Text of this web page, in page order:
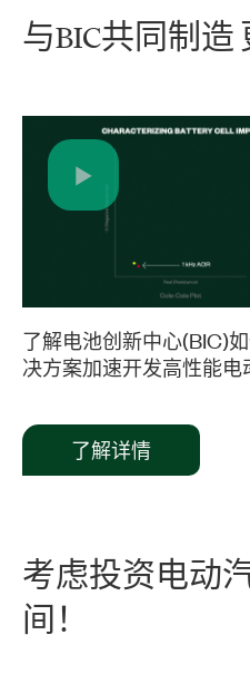
与BIC共同 制造
了解电池创新中心(BIC)
决方案加速开发高性能电
了解详情
考虑投资电动
间！